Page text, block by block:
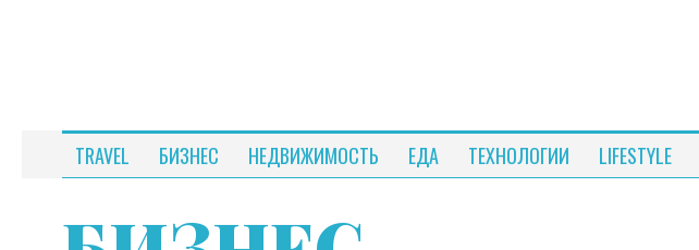
TRAVEL БИЗНЕС НЕДВИЖИМОСТЬ ЕДА ТЕХНОЛОГИИ LIFESTYLE